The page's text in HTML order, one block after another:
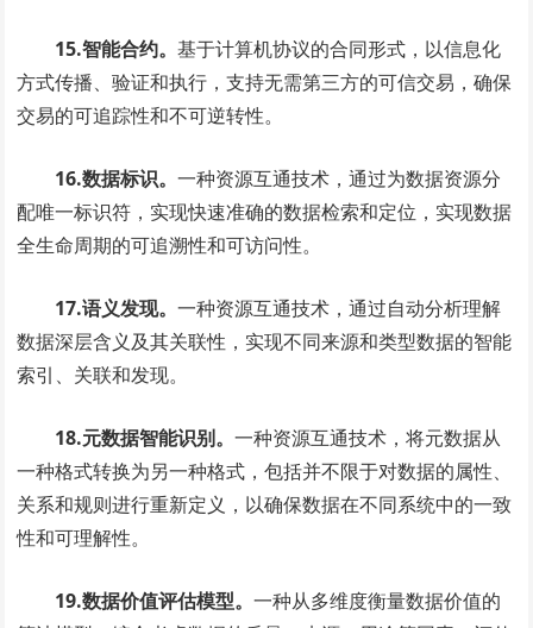
15.智能合约。基于计算机协议的合同形式，以信息化
方式传播、验证和执行，支持无需第三方的可信交易，确保
交易的可追踪性和不可逆转性。
16.数据标识。一种资源互通技术，通过为数据资源分
配唯一标识符，实现快速准确的数据检索和定位，实现数据
全生命周期的可追溯性和可访问性。
17.语义发现。一种资源互通技术，通过自动分析理解
数据深层含义及其关联性，实现不同来源和类型数据的智能
索引、关联和发现。
18.元数据智能识别。一种资源互通技术，将元数据从
一种格式转换为另一种格式，包括并不限于对数据的属性、
关系和规则进行重新定义，以确保数据在不同系统中的一致
性和可理解性。
19.数据价值评估模型。一种从多维度衡量数据价值的